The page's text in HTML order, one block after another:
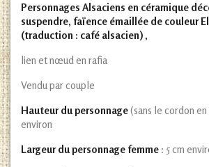
Personnages Alsaciens en céramique
suspendre, faïence émaillée de couleur
(traduction : café alsacien) ,
lien et nœud en rafia
Vendu par couple
Hauteur du personnage(sans le cordon en
environ
Largeur du personnage femme : 5 cm